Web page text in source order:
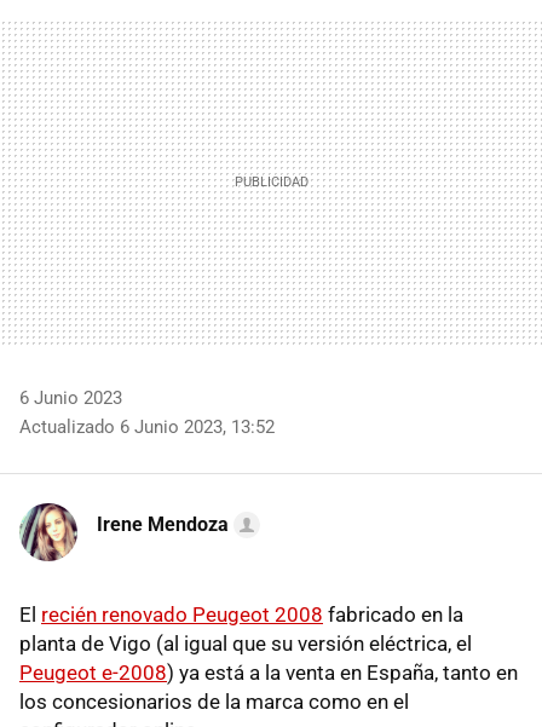
MAIL
6 Junio 2023
Actualizado 6 Junio 2023, 13:52
Irene Mendoza
El recién renovado Peugeot 2008 fabricado en la
planta de Vigo (al igual que su versión eléctrica, el
Peugeot e-2008) ya está a la venta en España, tanto en
los concesionarios de la marca como en el